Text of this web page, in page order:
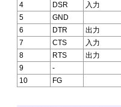
4
DSR
入力
5
GND
6
DTR
出力
7
CTS
入力
8
RTS
出力
9
-
10
FG